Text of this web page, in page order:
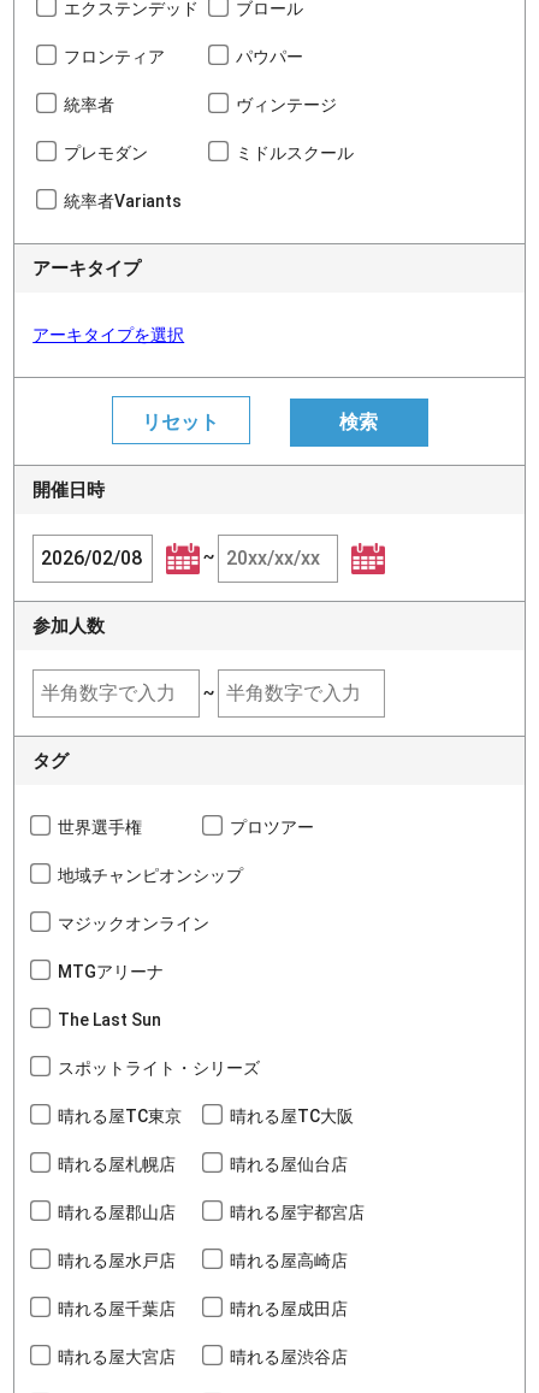
エクステンデッド ブロール
フロンティア パウパー
統率者 ヴィンテージ
プレモダン ミドルスクール
統率者Variants
アーキタイプ
アーキタイプを選択
開催日時
~
参加人数
~
タグ
世界選手権 プロツアー
地域チャンピオンシップ
マジックオンライン
MTGアリーナ
The Last Sun
スポットライト・シリーズ
晴れる屋TC東京 晴れる屋TC大阪
晴れる屋札幌店 晴れる屋仙台店
晴れる屋郡山店 晴れる屋宇都宮店
晴れる屋水戸店 晴れる屋高崎店
晴れる屋千葉店 晴れる屋成田店
晴れる屋大宮店 晴れる屋渋谷店